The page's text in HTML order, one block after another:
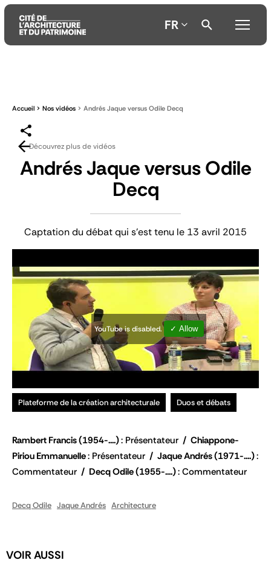
contenu
menu
FR
Accueil Nos vidéos Andrés Jaque versus Odile Decq
Découvrez plus de vidéos
Andrés Jaque versus Odile
Decq
Captation du débat qui s'est tenu le 13 avril 2015
YouTube is disabled. ✓ Allow
Plateforme de la création architecturale Duos et débats
Rambert Francis(1954-....) Présentateur
Chiappone-
Piriou Emmanuelle Présentateur Jaque Andrés(1971-....)
Commentateur
Decq Odile(1955-....) Commentateur
Decq Odile Jaque Andrés Architecture
VOIR AUSSI